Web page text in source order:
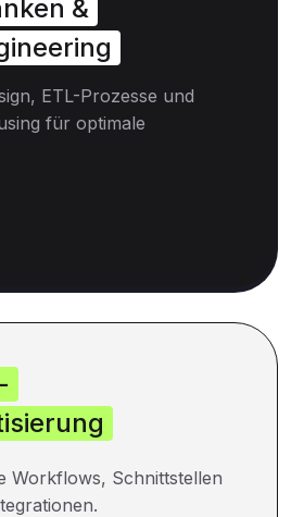
&
ETL-Prozesse und
für optimale
Workflows, Schnittstellen